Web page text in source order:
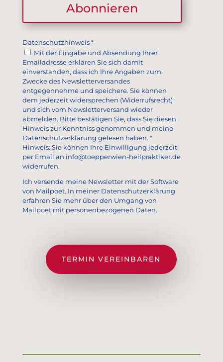
Abonnieren
Datenschutzhinweis *
Mit der Eingabe und Absendung Ihrer
Emailadresse erklären Sie sich damit
einverstanden, dass ich Ihre Angaben zum
Zwecke des Newsletterversandes
entgegennehme und speichere. Sie können
dem jederzeit widersprechen (Widerrufsrecht)
und sich vom Newsletterversand wieder
abmelden. Bitte bestätigen Sie, dass Sie diesen
Hinweis zur Kenntniss genommen und meine
Datenschutzerklärung gelesen haben. *
Hinweis: Sie können Ihre Einwilligung jederzeit
per Email an info@toepperwien-heilpraktiker.de
widerrufen.
Ich versende meine Newsletter mit der Software
von Mailpoet. In meiner Datenschutzerklärung
erfahren Sie mehr über den Umgang von
Mailpoet mit personenbezogenen Daten.
TERMIN VEREINBAREN